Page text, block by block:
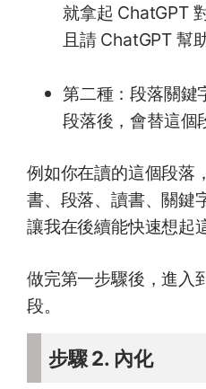
就拿起 ChatGPT
且請 ChatGPT 幫
第二種：段落關鍵
段落後，會替這個
例如你在讀的這個段落
書、段落、讀書、關鍵
讓我在後續能快速想起
做完第一步驟後，進入
段。
步驟 2. 內化